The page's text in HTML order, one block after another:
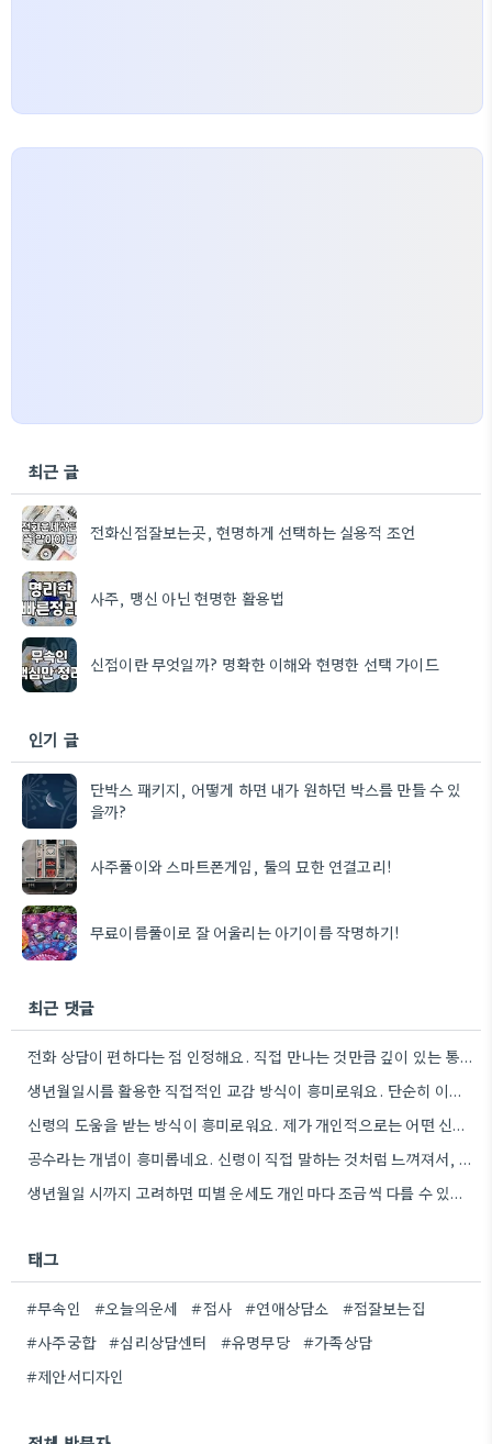
최근 글
전화신점잘보는곳, 현명하게 선택하는 실용적 조언
사주, 맹신 아닌 현명한 활용법
신점이란 무엇일까? 명확한 이해와 현명한 선택 가이드
인기 글
단박스 패키지, 어떻게 하면 내가 원하던 박스를 만들 수 있
을까?
사주풀이와 스마트폰게임, 둘의 묘한 연결고리!
무료이름풀이로 잘 어울리는 아기이름 작명하기!
최근 댓글
전화 상담이 편하다는 점 인정해요. 직접 만나는 것만큼 깊이 있는 통찰력을 얻기는 어려울 것 같아요.
생년월일시를 활용한 직접적인 교감 방식이 흥미로워요. 단순히 이론적 틀에 기대는 것보다, 개인의 상황에 맞춰 신령의…
신령의 도움을 받는 방식이 흥미로워요. 제가 개인적으로는 어떤 신령이 상담자의 상황에 맞춰 질문을 받아들이는지 궁금하네요.
공수라는 개념이 흥미롭네요. 신령이 직접 말하는 것처럼 느껴져서, 현대적인 AI 챗봇의 답변 방식과 연결해서 생각해…
생년월일 시까지 고려하면 띠별 운세도 개인마다 조금씩 다를 수 있네요. 특히 연말에 태어난 분들은 좀…
태그
#무속인 #오늘의운세 #점사 #연애상담소
#점잘보는집
#사주궁합
#심리상담센터 #유명무당
#가족상담
#제안서디자인